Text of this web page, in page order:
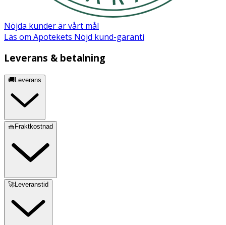
Nöjda kunder är vårt mål
Läs om Apotekets Nöjd kund-garanti
Leverans & betalning
🚚Leverans
🧺Fraktkostnad
🚀Leveranstid